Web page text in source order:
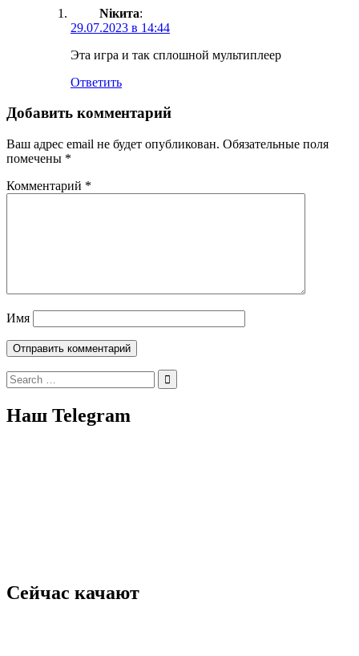
Niкита:
29.07.2023 в 14:44
Эта игра и так сплошной мультиплеер
Ответить
Добавить комментарий
Ваш адрес email не будет опубликован. Обязательные поля
помечены *
Комментарий *
Имя
Search
for:
Наш Telegram
Сейчас качают